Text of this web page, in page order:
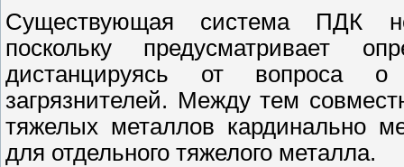
Существующая система ПДК
поскольку предусматривает
дистанцируясь от вопроса о
загрязнителей. Между тем
тяжелых металлов кардинально
для отдельного тяжелого металла.